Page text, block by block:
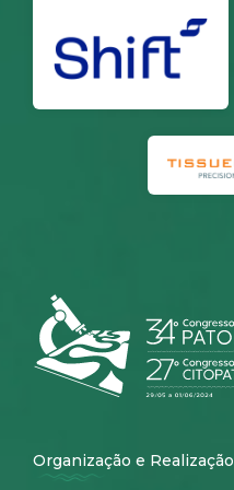
Organização e Realização